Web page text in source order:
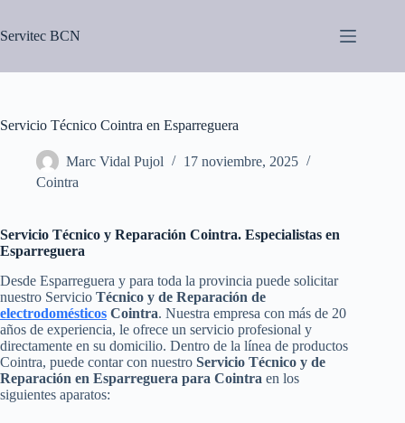
contenido
Servitec BCN
Servicio Técnico Cointra en Esparreguera
Marc Vidal Pujol
17 noviembre, 2025
Cointra
Servicio Técnico y Reparación Cointra. Especialistas en
Esparreguera
Desde Esparreguera y para toda la provincia puede solicitar
nuestro Servicio Técnico y de Reparación de
electrodomésticos Cointra. Nuestra empresa con más de 20
años de experiencia, le ofrece un servicio profesional y
directamente en su domicilio. Dentro de la línea de productos
Cointra, puede contar con nuestro Servicio Técnico y de
Reparación en Esparreguera para Cointra en los
siguientes aparatos: